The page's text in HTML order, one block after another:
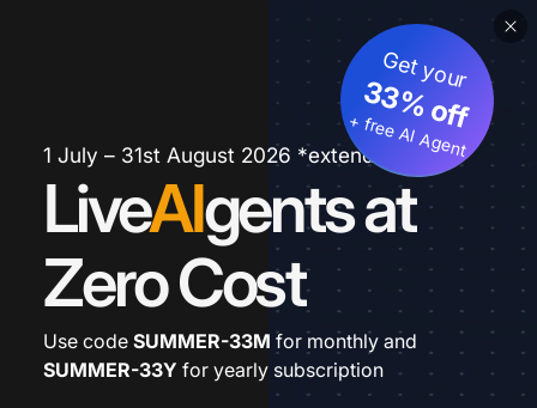
1 July – 31st August 2026 *extended
LiveAIgents at
Zero Cost
Get your
33% off
+ free AI Agent
Use code SUMMER-33M for monthly and
SUMMER-33Y for yearly subscription